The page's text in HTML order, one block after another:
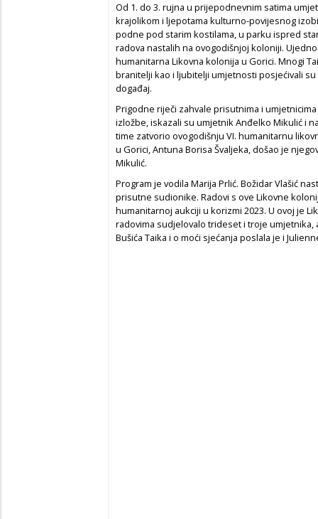
Od 1. do 3. rujna u prijepodnevnim satima
krajolikom i ljepotama kulturno-povijesnog
podne pod starim kostilama, u parku ispred
radova nastalih na ovogodišnjoj koloniji.
humanitarna Likovna kolonija u Gorici. Mnogi
branitelji kao i ljubitelji umjetnosti posjećivali
događaj.
Prigodne riječi zahvale prisutnima i
izložbe, iskazali su umjetnik Anđelko Mikulić i
time zatvorio ovogodišnju VI. humanitarnu
u Gorici, Antuna Borisa Švaljeka, došao je
Mikulić.
Program je vodila Marija Prlić. Božidar Vlašić
prisutne sudionike. Radovi s ove Likovne
humanitarnoj aukciji u korizmi 2023. U ovoj je
radovima sudjelovalo trideset i troje
Bušića Taika i o moći sjećanja poslala je i